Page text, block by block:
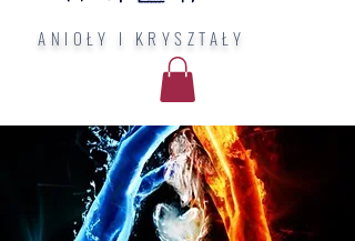
ANIOŁY I KRYSZTAŁY